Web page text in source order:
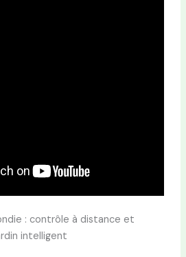
: contrôle à distance et
intelligent